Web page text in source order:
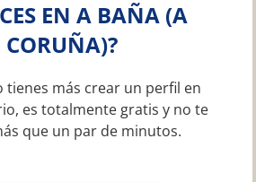
EN A BAÑA (A
CORUÑA)?
tienes más crear un perfil en
es totalmente gratis y no te
que un par de minutos.